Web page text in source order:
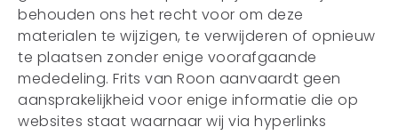
behouden ons het recht voor om deze
materialen te wijzigen, te verwijderen of opnieuw
te plaatsen zonder enige voorafgaande
mededeling. Frits van Roon aanvaardt geen
aansprakelijkheid voor enige informatie die op
websites staat waarnaar wij via hyperlinks